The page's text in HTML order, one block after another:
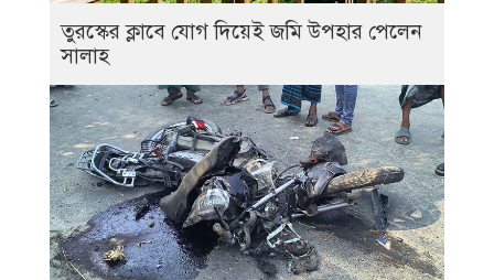
তুরস্কের ক্লাবে যোগ দিয়েই জমি উপহার পেলেন
সালাহ